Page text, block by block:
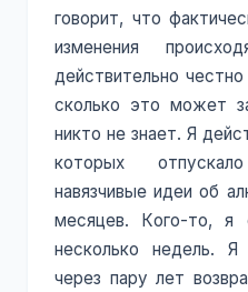
говорит, что
изменения
действительно
сколько это может
никто не знает. Я
которых
навязчивые идеи об
месяцев. Кого-то,
несколько недель.
через пару лет